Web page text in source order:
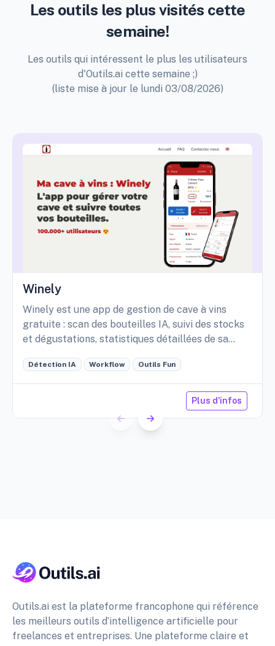
Les outils les plus visités cette
semaine!
Les outils qui intéressent le plus les utilisateurs
d'Outils.ai cette semaine ;)
(liste mise à jour le lundi 03/08/2026)
Winely
Winely est une app de gestion de cave à vins
gratuite : scan des bouteilles IA, suivi des stocks
et dégustations, statistiques détaillées de sa
Détection IA Workflow Outils Fun
Plus d'infos
Outils.ai est la plateforme francophone qui référence
les meilleurs outils d’intelligence artificielle pour
freelances et entreprises. Une plateforme claire et